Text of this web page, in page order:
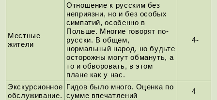
Местные
жители
Отношение к русским без
неприязни, но и без особых
симпатий, особенно в
Польше. Многие говорят по-
русски. В общем,
нормальный народ, но будьте
осторожны могут обмануть, а
то и обворовать, в этом
плане как у нас.
4-
Экскурсионное
обслуживание.
Гидов было много. Оценка по
сумме впечатлений
4